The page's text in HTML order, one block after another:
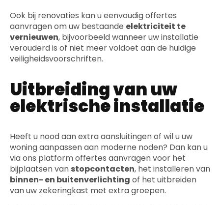
Ook bij renovaties kan u eenvoudig offertes
aanvragen om uw bestaande elektriciteit te
vernieuwen, bijvoorbeeld wanneer uw installatie
verouderd is of niet meer voldoet aan de huidige
veiligheidsvoorschriften.
Uitbreiding van uw
elektrische installatie
Heeft u nood aan extra aansluitingen of wil u uw
woning aanpassen aan moderne noden? Dan kan u
via ons platform offertes aanvragen voor het
bijplaatsen van stopcontacten, het installeren van
binnen- en buitenverlichting of het uitbreiden
van uw zekeringkast met extra groepen.